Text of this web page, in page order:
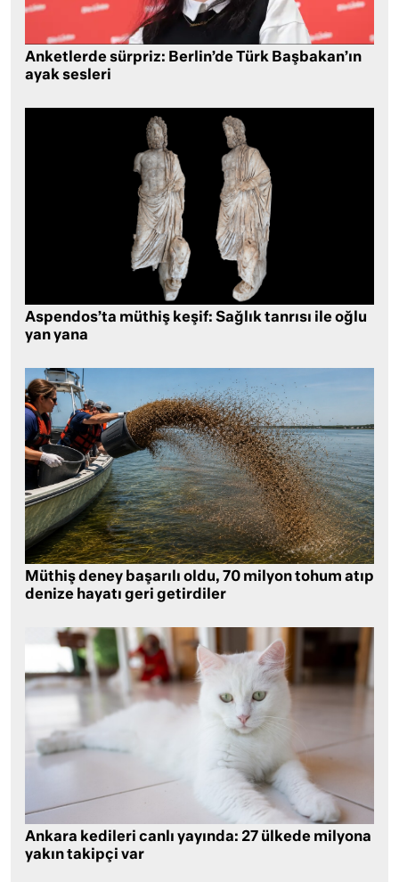
Anketlerde sürpriz: Berlin’de Türk Başbakan’ın
ayak sesleri
Aspendos’ta müthiş keşif: Sağlık tanrısı ile oğlu
yan yana
Müthiş deney başarılı oldu, 70 milyon tohum atıp
denize hayatı geri getirdiler
Ankara kedileri canlı yayında: 27 ülkede milyona
yakın takipçi var